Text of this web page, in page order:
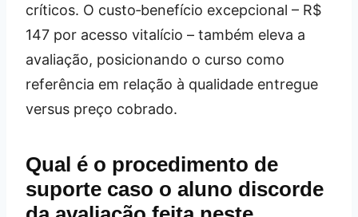
críticos. O custo‑benefício excepcional – R$
147 por acesso vitalício – também eleva a
avaliação, posicionando o curso como
referência em relação à qualidade entregue
versus preço cobrado.
Qual é o procedimento de
suporte caso o aluno discorde